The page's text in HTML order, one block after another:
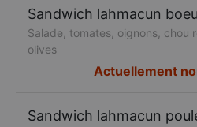
Sandwich lahmacun
Salade, tomates, oignons, chou
olives
Actuellement
Sandwich lahmacun